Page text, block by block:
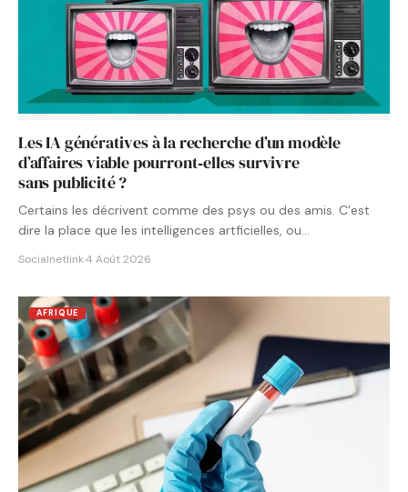
Les IA génératives à la recherche d’un modèle
d’affaires viable pourront‑elles survivre
sans publicité ?
Certains les décrivent comme des psys ou des amis. C’est
dire la place que les intelligences artficielles, ou…
Socialnetlink·4 Août 2026
AFRIQUE